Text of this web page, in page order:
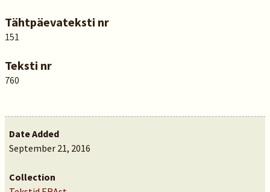
Tähtpäevateksti nr
151
Teksti nr
760
Date Added
September 21, 2016
Collection